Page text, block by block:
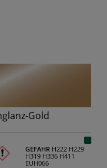
Gold
GEFAHR H222 H229
H319 H336 H411
EUH066